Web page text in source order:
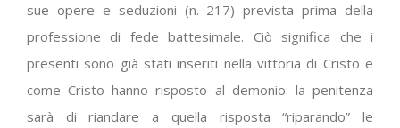
sue opere e seduzioni (n. 217) prevista prima della
professione di fede battesimale. Ciò significa che i
presenti sono già stati inseriti nella vittoria di Cristo e
come Cristo hanno risposto al demonio: la penitenza
sarà di riandare a quella risposta “riparando” le